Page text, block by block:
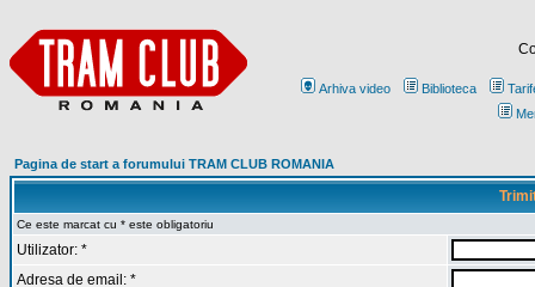
Arhiva video Biblioteca
Pagina de start a forumului TRAM CLUB ROMANIA
Ce este marcat cu * este obligatoriu
Utilizator: *
Adresa de email: *